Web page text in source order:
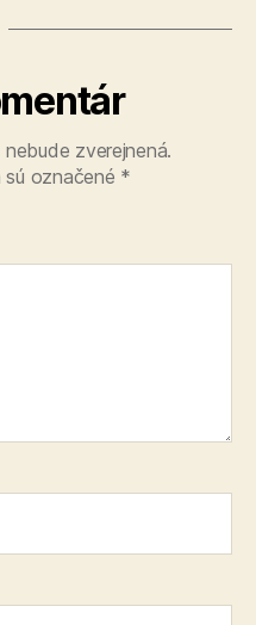
zverejnená.
označené *